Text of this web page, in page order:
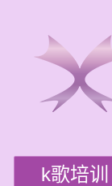
k歌培训